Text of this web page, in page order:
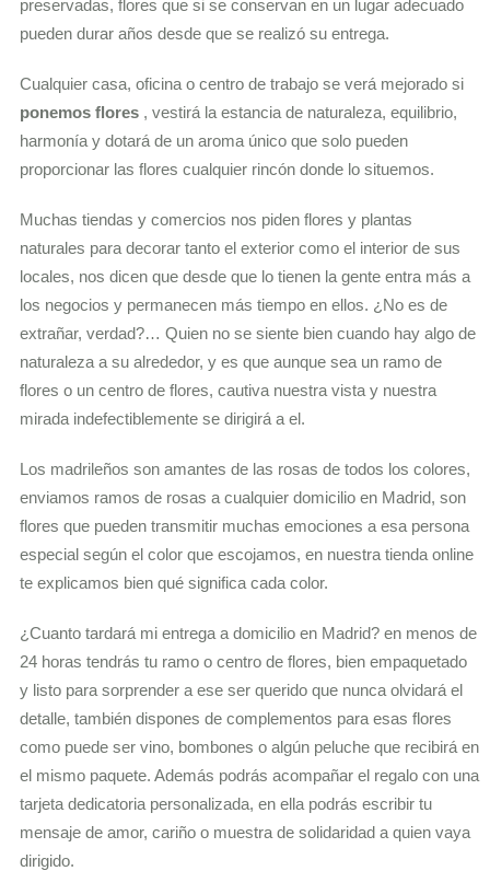
preservadas, flores que si se conservan en un lugar adecuado
pueden durar años desde que se realizó su entrega.
Cualquier casa, oficina o centro de trabajo se verá mejorado si
ponemos flores , vestirá la estancia de naturaleza, equilibrio,
harmonía y dotará de un aroma único que solo pueden
proporcionar las flores cualquier rincón donde lo situemos.
Muchas tiendas y comercios nos piden flores y plantas
naturales para decorar tanto el exterior como el interior de sus
locales, nos dicen que desde que lo tienen la gente entra más a
los negocios y permanecen más tiempo en ellos. ¿No es de
extrañar, verdad?… Quien no se siente bien cuando hay algo de
naturaleza a su alrededor, y es que aunque sea un ramo de
flores o un centro de flores, cautiva nuestra vista y nuestra
mirada indefectiblemente se dirigirá a el.
Los madrileños son amantes de las rosas de todos los colores,
enviamos ramos de rosas a cualquier domicilio en Madrid, son
flores que pueden transmitir muchas emociones a esa persona
especial según el color que escojamos, en nuestra tienda online
te explicamos bien qué significa cada color.
¿Cuanto tardará mi entrega a domicilio en Madrid? en menos de
24 horas tendrás tu ramo o centro de flores, bien empaquetado
y listo para sorprender a ese ser querido que nunca olvidará el
detalle, también dispones de complementos para esas flores
como puede ser vino, bombones o algún peluche que recibirá en
el mismo paquete. Además podrás acompañar el regalo con una
tarjeta dedicatoria personalizada, en ella podrás escribir tu
mensaje de amor, cariño o muestra de solidaridad a quien vaya
dirigido.